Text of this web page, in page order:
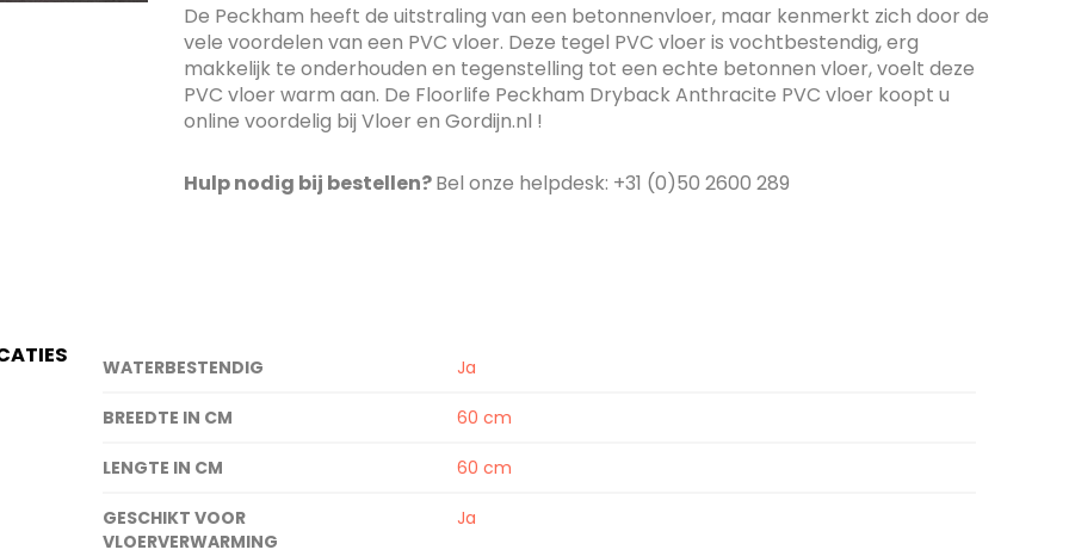
De Peckham heeft de uitstraling van een betonnenvloer, maar kenmerkt zich door de
vele voordelen van een PVC vloer. Deze tegel PVC vloer is vochtbestendig, erg
makkelijk te onderhouden en tegenstelling tot een echte betonnen vloer, voelt deze
PVC vloer warm aan. De Floorlife Peckham Dryback Anthracite PVC vloer koopt u
online voordelig bij Vloer en Gordijn.nl !
Hulp nodig bij bestellen?Bel onze helpdesk: +31 (0)50 2600 289
WATERBESTENDIG Ja
BREEDTE IN CM 60 cm
LENGTE IN CM 60 cm
GESCHIKT VOOR
VLOERVERWARMING
Ja